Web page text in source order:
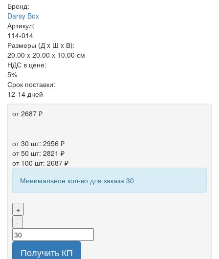
Бренд:
Darsy Box
Артикул:
114-014
Размеры (Д x Ш x В):
20.00 x 20.00 x 10.00 см
НДС в цене:
5%
Срок поставки:
12-14 дней
от 2687 ₽
от 30 шт: 2956 ₽
от 50 шт: 2821 ₽
от 100 шт: 2687 ₽
Минимальное кол-во для заказа 30
+
-
Получить КП